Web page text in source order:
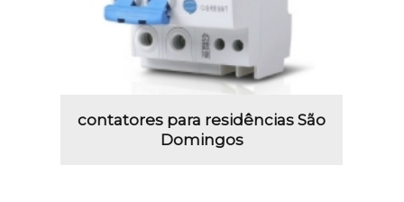
contatores para residências São
Domingos